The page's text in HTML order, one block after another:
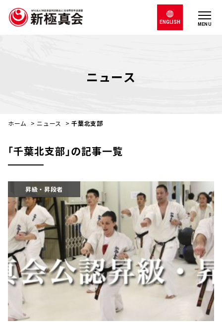
MENU
ENGLISH
ニュース
ホーム > ニュース >千葉北支部
｢千葉北支部｣の記事一覧
昇級・昇段者